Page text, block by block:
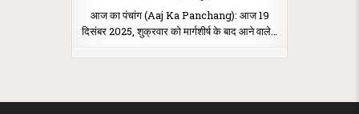
आज का पंचांग (Aaj Ka Panchang): आज 19
दिसंबर 2025, शुक्रवार को मार्गशीर्ष के बाद आने वाले…